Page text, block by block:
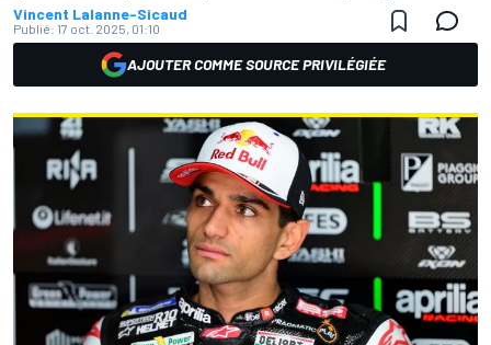
Vincent Lalanne-Sicaud
Publié: 17 oct. 2025, 01:10
AJOUTER COMME SOURCE PRIVILÉGIÉE